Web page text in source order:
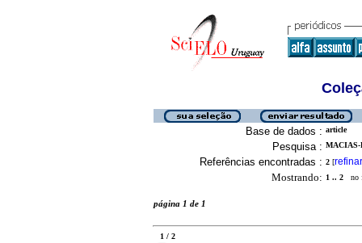
Base de dados : article
Pesquisa :
Referências encontradas : 2 [refinar
Mostrando: 1 .. 2 no
página 1 de 1
1 / 2